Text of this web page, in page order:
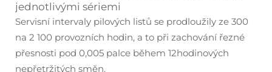
jednotlivými sériemi
Servisní intervaly pilových listů se prodloužily ze 300
na 2 100 provozních hodin, a to při zachování řezné
přesnosti pod 0,005 palce během 12hodinových
nepřetržitých směn.